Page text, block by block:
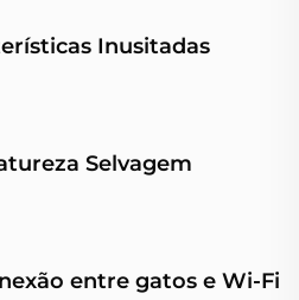
Inusitadas
Selvagem
entre gatos e Wi-Fi